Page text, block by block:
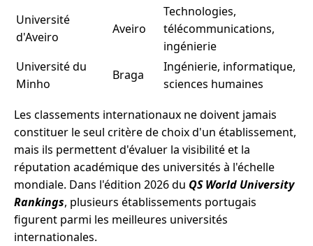
Université
d'Aveiro
Aveiro
Technologies,
télécommunications,
ingénierie
Université du
Minho
Braga
Ingénierie, informatique,
sciences humaines
Les classements internationaux ne doivent jamais
constituer le seul critère de choix d'un établissement,
mais ils permettent d'évaluer la visibilité et la
réputation académique des universités à l'échelle
mondiale. Dans l'édition 2026 du QS World University
Rankings, plusieurs établissements portugais
figurent parmi les meilleures universités
internationales.